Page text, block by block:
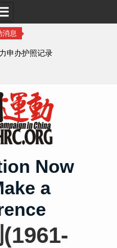
消息
申办护照记录
Now
a